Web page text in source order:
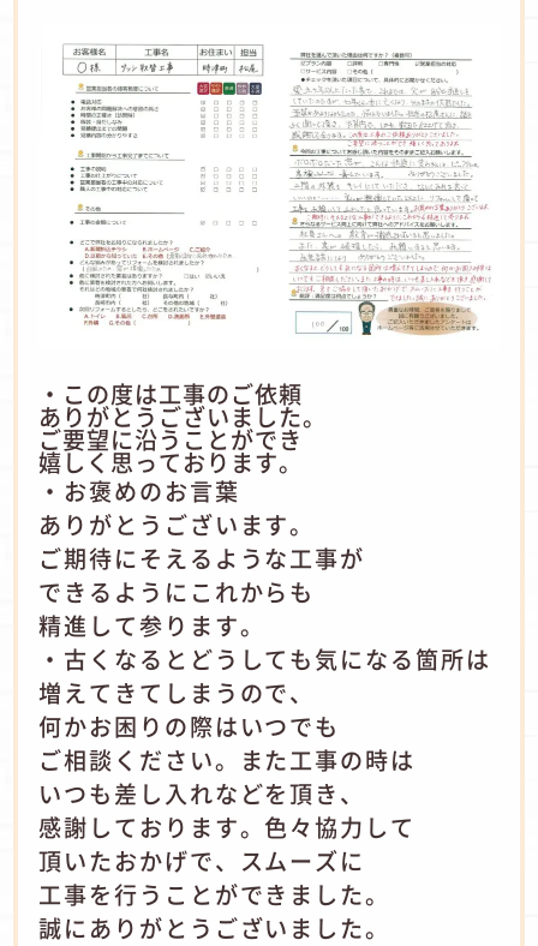
・この度は工事のご依頼
ありがとうございました。
ご要望に沿うことができ
嬉しく思っております。
・お褒めのお言葉
ありがとうございます。
ご期待にそえるような工事が
できるようにこれからも
精進して参ります。
・古くなるとどうしても気になる箇所は
増えてきてしまうので、
何かお困りの際はいつでも
ご相談ください。また工事の時は
いつも差し入れなどを頂き、
感謝しております。色々協力して
頂いたおかげで、スムーズに
工事を行うことができました。
誠にありがとうございました。